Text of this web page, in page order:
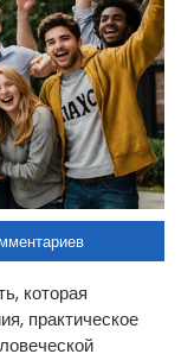
которая
практическое